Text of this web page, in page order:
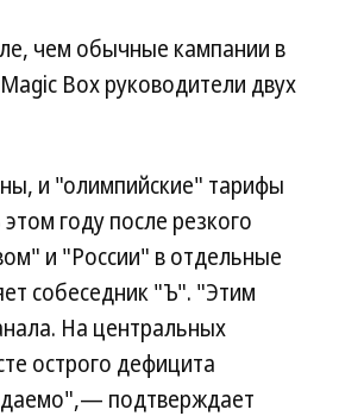
чем обычные кампании в
Box руководители двух
и "олимпийские" тарифы
году после резкого
и "России" в отдельные
собеседник "Ъ". "Этим
На центральных
острого дефицита
подтверждает